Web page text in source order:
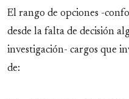
El rango de opciones -
desde la falta de decisión
investigación- cargos que
de: